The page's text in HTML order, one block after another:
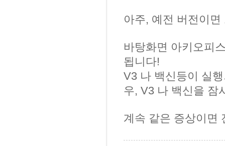
아주, 예전 버전이
바탕화면 아키오피
됩니다!
V3 나 백신등이 실
우, V3 나 백신을 잠
계속 같은 증상이면